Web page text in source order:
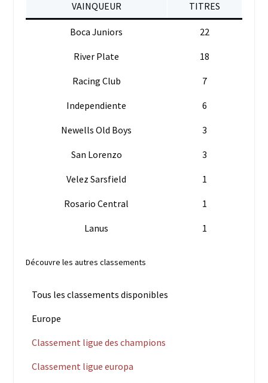
VAINQUEUR TITRES
Boca Juniors 22
River Plate 18
Racing Club 7
Independiente 6
Newells Old Boys 3
San Lorenzo 3
Velez Sarsfield 1
Rosario Central 1
Lanus 1
Découvre les autres classements
Tous les classements disponibles
Europe
Classement ligue des champions
Classement ligue europa